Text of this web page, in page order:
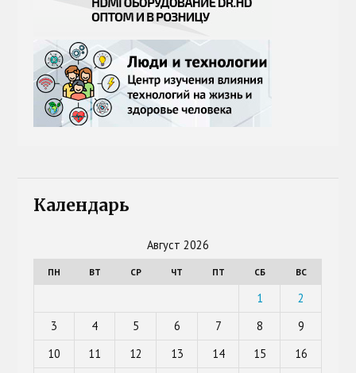
Календарь
Август 2026
ПН ВТ СР ЧТ ПТ СБ ВС
1
2
3
4 5 6 7 8
9
10
11 12 13 14 15
16